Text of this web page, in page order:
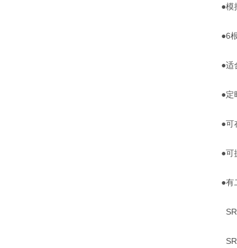
●模
●6
●适
●定
●可
●可
●有